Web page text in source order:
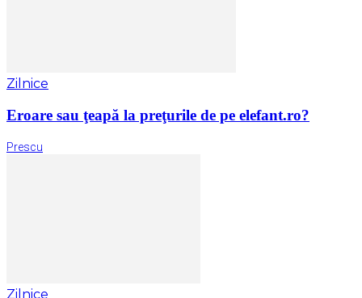
Zilnice
Eroare sau ţeapă la preţurile de pe elefant.ro?
Prescu
Zilnice